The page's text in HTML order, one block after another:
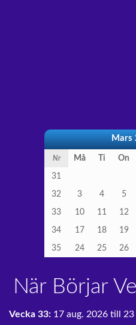
Mars
Nr Må Ti On
31
32 3 4 5
33 10 11 12
34 17 18 19
35 24 25 26
När Börjar
Vecka 33: 17 aug. 2026 till 23